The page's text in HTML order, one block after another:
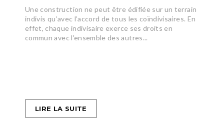
Une construction ne peut être édifiée sur un terrain
indivis qu’avec l’accord de tous les coïndivisaires. En
effet, chaque indivisaire exerce ses droits en
commun avec l'ensemble des autres...
LIRE LA SUITE